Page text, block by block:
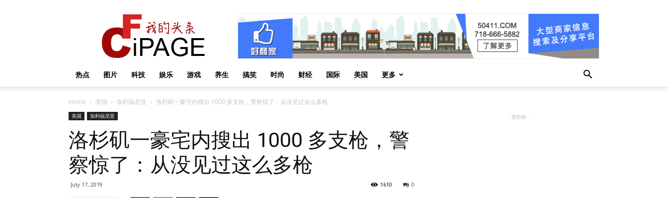
热点 图片 科技 娱乐 游戏 养生 搞笑 时尚 财经 国际 美国 更多
Home 美国 加利福尼亚 洛杉矶一豪宅内搜出 1000 多支枪，警察惊了：从没见过这么多枪
美国 加利福尼亚
洛杉矶一豪宅内搜出 1000 多支枪，警
察惊了：从没见过这么多枪
July 17, 2019 0
1610
- 赞助商 -